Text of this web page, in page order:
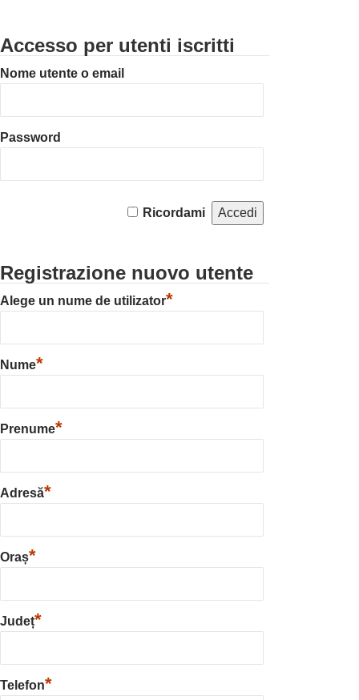
Accesso per utenti iscritti
Nome utente o email
Password
Ricordami
Registrazione nuovo utente
Alege un nume de utilizator*
Nume*
Prenume*
Adresă*
Oraș*
Județ*
Telefon*